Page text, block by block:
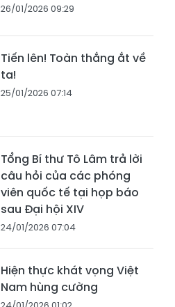
26/01/2026 09:29
Tiến lên! Toàn thắng ắt về
ta!
25/01/2026 07:14
Tổng Bí thư Tô Lâm trả lời
câu hỏi của các phóng
viên quốc tế tại họp báo
sau Đại hội XIV
24/01/2026 07:04
Hiện thực khát vọng Việt
Nam hùng cường